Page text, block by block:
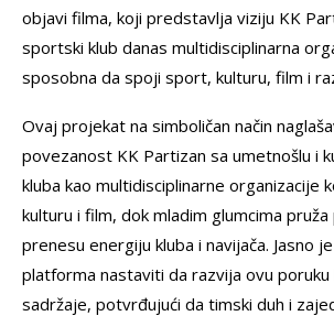
objavi filma, koji predstavlja viziju KK
sportski klub danas multidisciplinarna
sposobna da spoji sport, kulturu, film i
Ovaj projekat na simboličan način
povezanost KK Partizan sa umetnošlu i
kluba kao multidisciplinarne organizacije
kulturu i film, dok mladim glumcima
prenesu energiju kluba i navijača. Jasno
platforma nastaviti da razvija ovu poruku
sadržaje, potvrđujući da timski duh i